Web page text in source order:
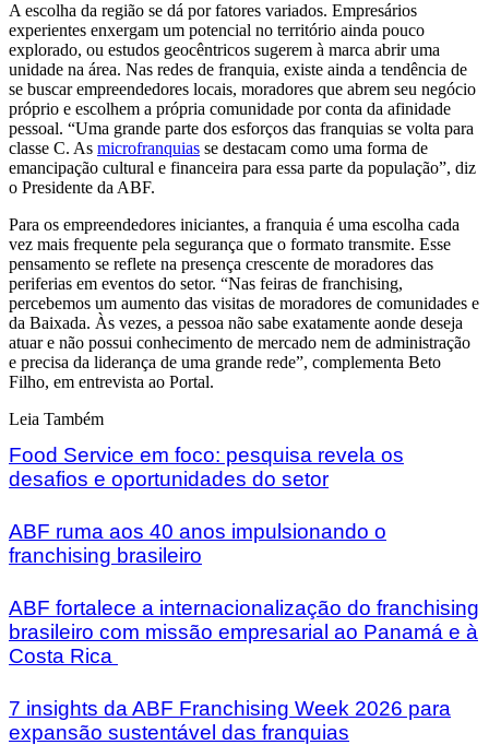
A escolha da região se dá por fatores variados. Empresários
experientes enxergam um potencial no território ainda pouco
explorado, ou estudos geocêntricos sugerem à marca abrir uma
unidade na área. Nas redes de franquia, existe ainda a tendência de
se buscar empreendedores locais, moradores que abrem seu negócio
próprio e escolhem a própria comunidade por conta da afinidade
pessoal. “Uma grande parte dos esforços das franquias se volta para
classe C. As microfranquias se destacam como uma forma de
emancipação cultural e financeira para essa parte da população”, diz
o Presidente da ABF.
Para os empreendedores iniciantes, a franquia é uma escolha cada
vez mais frequente pela segurança que o formato transmite. Esse
pensamento se reflete na presença crescente de moradores das
periferias em eventos do setor. “Nas feiras de franchising,
percebemos um aumento das visitas de moradores de comunidades e
da Baixada. Às vezes, a pessoa não sabe exatamente aonde deseja
atuar e não possui conhecimento de mercado nem de administração
e precisa da liderança de uma grande rede”, complementa Beto
Filho, em entrevista ao Portal.
Leia Também
Food Service em foco: pesquisa revela os
desafios e oportunidades do setor
ABF ruma aos 40 anos impulsionando o
franchising brasileiro
ABF fortalece a internacionalização do franchising
brasileiro com missão empresarial ao Panamá e à
Costa Rica
7 insights da ABF Franchising Week 2026 para
expansão sustentável das franquias